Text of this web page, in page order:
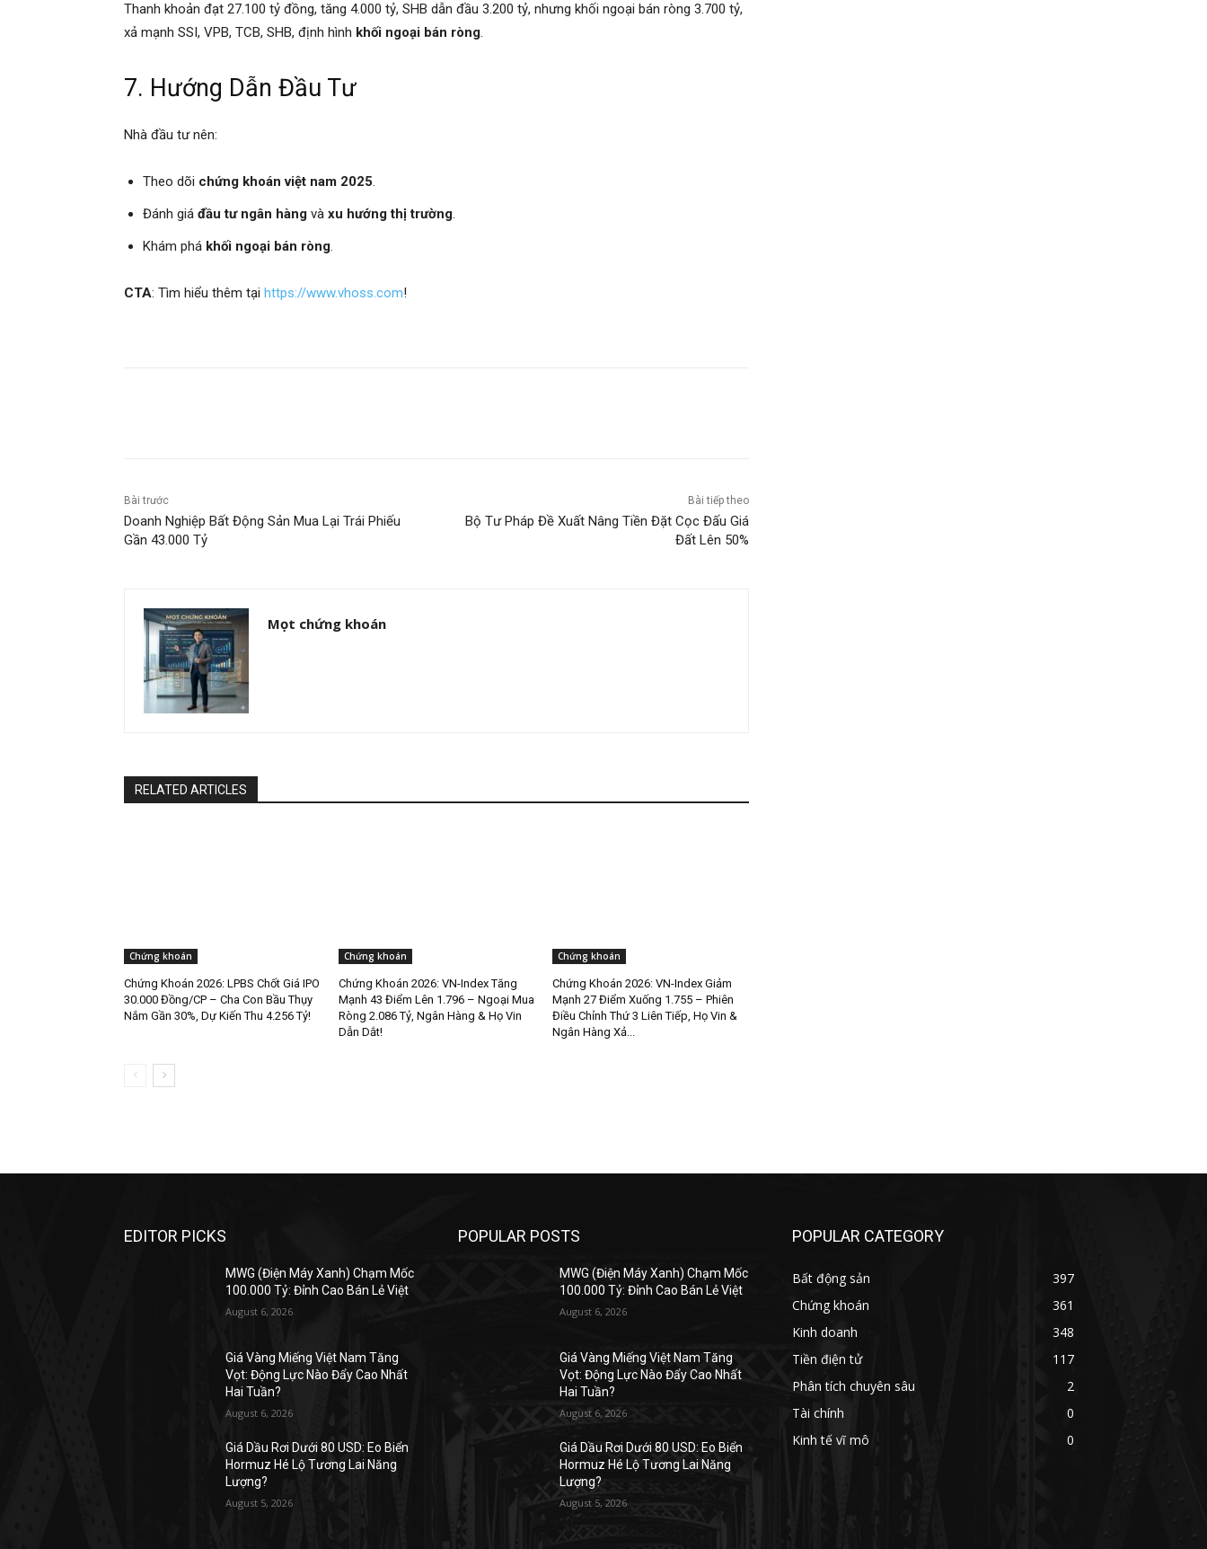
Thanh khoản đạt 27.100 tỷ đồng, tăng 4.000 tỷ, SHB dẫn đầu 3.200 tỷ, nhưng khối ngoại bán ròng 3.700 tỷ,
xả mạnh SSI, VPB, TCB, SHB, định hình khối ngoại bán ròng.
7. Hướng Dẫn Đầu Tư
Nhà đầu tư nên:
Theo dõi chứng khoán việt nam 2025.
Đánh giá đầu tư ngân hàng và xu hướng thị trường.
Khám phá khối ngoại bán ròng.
CTA: Tìm hiểu thêm tại https://www.vhoss.com!
Bài trước
Doanh Nghiệp Bất Động Sản Mua Lại Trái Phiếu
Gần 43.000 Tỷ
Bài tiếp theo
Bộ Tư Pháp Đề Xuất Nâng Tiền Đặt Cọc Đấu Giá
Đất Lên 50%
Mọt chứng khoán
RELATED ARTICLES
Chứng khoán
Chứng Khoán 2026: LPBS Chốt Giá IPO
30.000 Đồng/CP – Cha Con Bầu Thụy
Nắm Gần 30%, Dự Kiến Thu 4.256 Tỷ!
Chứng khoán
Chứng Khoán 2026: VN-Index Tăng
Mạnh 43 Điểm Lên 1.796 – Ngoại Mua
Ròng 2.086 Tỷ, Ngân Hàng & Họ Vin
Dẫn Dắt!
Chứng khoán
Chứng Khoán 2026: VN-Index Giảm
Mạnh 27 Điểm Xuống 1.755 – Phiên
Điều Chỉnh Thứ 3 Liên Tiếp, Họ Vin &
Ngân Hàng Xả...
EDITOR PICKS
MWG (Điện Máy Xanh) Chạm Mốc
100.000 Tỷ: Đỉnh Cao Bán Lẻ Việt
August 6, 2026
Giá Vàng Miếng Việt Nam Tăng
Vọt: Động Lực Nào Đẩy Cao Nhất
Hai Tuần?
August 6, 2026
Giá Dầu Rơi Dưới 80 USD: Eo Biển
Hormuz Hé Lộ Tương Lai Năng
Lượng?
August 5, 2026
POPULAR POSTS
MWG (Điện Máy Xanh) Chạm Mốc
100.000 Tỷ: Đỉnh Cao Bán Lẻ Việt
August 6, 2026
Giá Vàng Miếng Việt Nam Tăng
Vọt: Động Lực Nào Đẩy Cao Nhất
Hai Tuần?
August 6, 2026
Giá Dầu Rơi Dưới 80 USD: Eo Biển
Hormuz Hé Lộ Tương Lai Năng
Lượng?
August 5, 2026
POPULAR CATEGORY
Bất động sản
397
Chứng khoán
361
Kinh doanh
348
Tiền điện tử
117
Phân tích chuyên sâu
2
Tài chính
0
Kinh tế vĩ mô
0